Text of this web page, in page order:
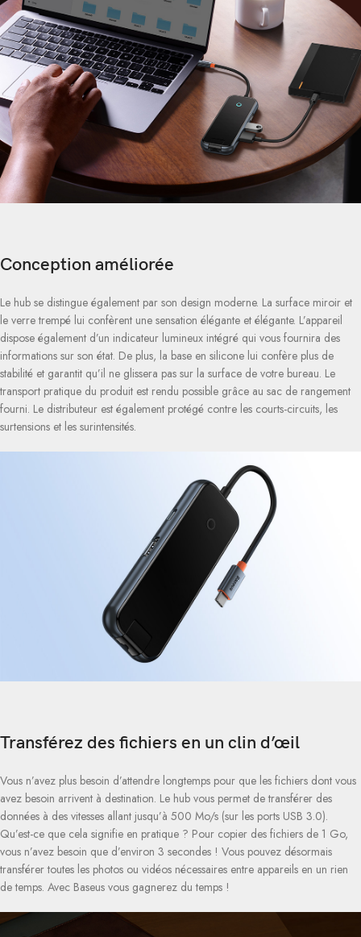
Conception améliorée
Le hub se distingue également par son design moderne. La surface miroir et
le verre trempé lui confèrent une sensation élégante et élégante. L’appareil
dispose également d’un indicateur lumineux intégré qui vous fournira des
informations sur son état. De plus, la base en silicone lui confère plus de
stabilité et garantit qu’il ne glissera pas sur la surface de votre bureau. Le
transport pratique du produit est rendu possible grâce au sac de rangement
fourni. Le distributeur est également protégé contre les courts-circuits, les
surtensions et les surintensités.
Transférez des fichiers en un clin d’œil
Vous n’avez plus besoin d’attendre longtemps pour que les fichiers dont vous
avez besoin arrivent à destination. Le hub vous permet de transférer des
données à des vitesses allant jusqu’à 500 Mo/s (sur les ports USB 3.0).
Qu’est-ce que cela signifie en pratique ? Pour copier des fichiers de 1 Go,
vous n’avez besoin que d’environ 3 secondes ! Vous pouvez désormais
transférer toutes les photos ou vidéos nécessaires entre appareils en un rien
de temps. Avec Baseus vous gagnerez du temps !